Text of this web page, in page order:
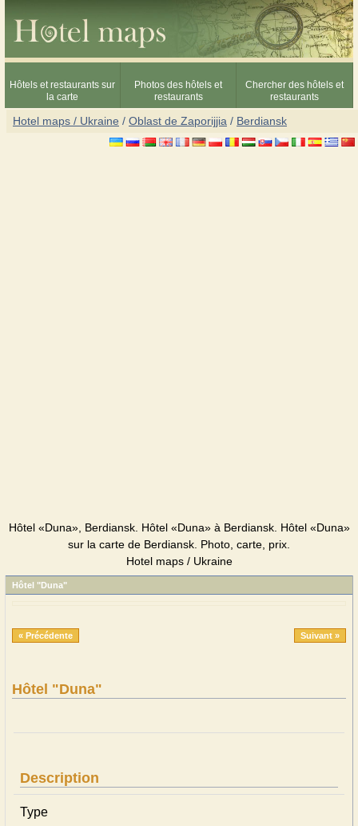
Hôtels et restaurants sur
la carte
Photos des hôtels et
restaurants
Chercher des hôtels et
restaurants
Hotel maps / Ukraine / Oblast de Zaporijjia / Berdiansk
Hôtel «Duna», Berdiansk. Hôtel «Duna» à Berdiansk. Hôtel «Duna»
sur la carte de Berdiansk. Photo, carte, prix.
Hotel maps / Ukraine
Hôtel "Duna"
« Précédente Suivant »
Hôtel "Duna"
Description
Type